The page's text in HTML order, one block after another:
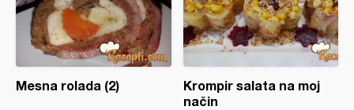
Mesna rolada (2)
Krompir salata na moj
način